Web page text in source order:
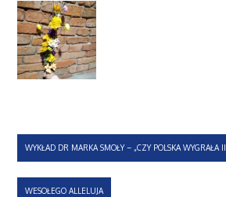
Nawigacja
wpisu
WYKŁAD DR MARKA SMOŁY – „CZY POLSKA WYGRAŁA
WESOŁEGO ALLELUJA